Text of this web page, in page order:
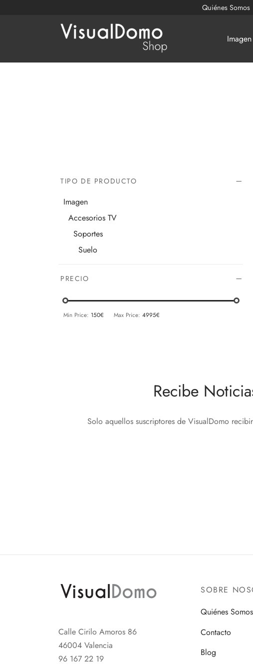
Quiénes Somos
Imagen
TIPO DE PRODUCTO
Imagen
Accesorios TV
Soportes
Suelo
PRECIO
Min Price: 150€ Max Price: 4995€
Recibe
Solo aquellos suscriptores de VisualDomo
Calle Cirilo Amoros 86
46004 Valencia
96 167 22 19
SOBRE
Quiénes Somos
Contacto
Blog